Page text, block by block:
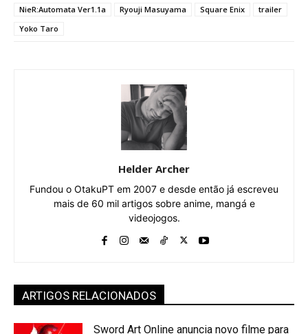
NieR:Automata Ver1.1a Ryouji Masuyama Square Enix
trailer
Yoko Taro
Helder Archer
Fundou o OtakuPT em 2007 e desde então já escreveu
mais de 60 mil artigos sobre anime, mangá e
videojogos.
ARTIGOS RELACIONADOS
Sword Art Online anuncia novo filme para